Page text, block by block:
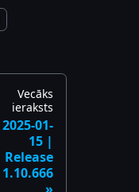
Vecāks
ieraksts
2025-01-
15 |
Release
1.10.666